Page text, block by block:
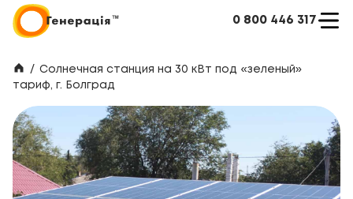
0 800 446 317
/ Солнечная станция на 30 кВт под «зеленый»
тариф, г. Болград